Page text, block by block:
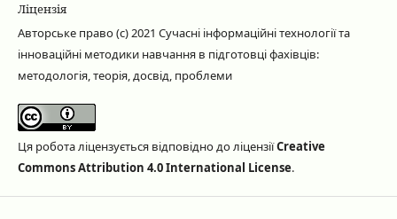
Ліцензія
Авторське право (c) 2021 Сучасні інформаційні технології та
інноваційні методики навчання в підготовці фахівців:
методологія, теорія, досвід, проблеми
Ця робота ліцензується відповідно до ліцензіїCreative
Commons Attribution 4.0 International License.